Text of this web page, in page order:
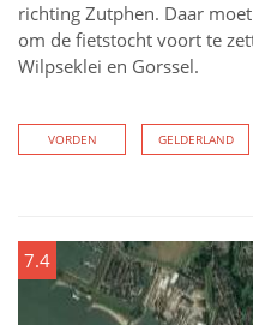
richting Zutphen. Daar
om de fietstocht voort te
Wilpseklei en Gorssel.
VORDEN GELDERLAND
7.4